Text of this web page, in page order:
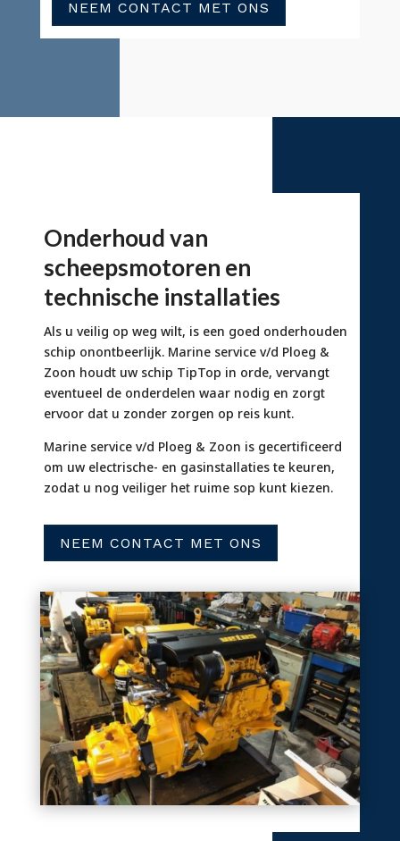
NEEM CONTACT MET ONS
Onderhoud van
scheepsmotoren en
technische installaties
Als u veilig op weg wilt, is een goed onderhouden
schip onontbeerlijk. Marine service v/d Ploeg &
Zoon houdt uw schip TipTop in orde, vervangt
eventueel de onderdelen waar nodig en zorgt
ervoor dat u zonder zorgen op reis kunt.
Marine service v/d Ploeg & Zoon is gecertificeerd
om uw electrische- en gasinstallaties te keuren,
zodat u nog veiliger het ruime sop kunt kiezen.
NEEM CONTACT MET ONS